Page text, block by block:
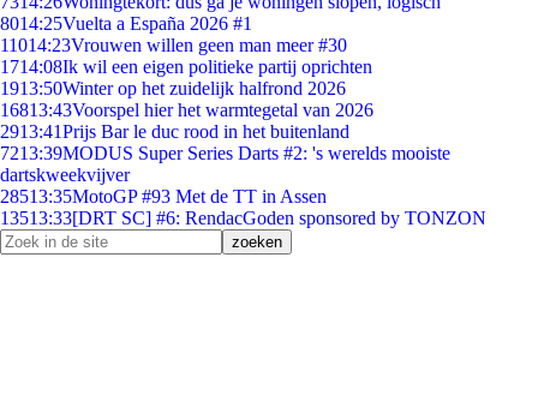
8014:25Vuelta a España 2026 #1
11014:23Vrouwen willen geen man meer #30
1714:08Ik wil een eigen politieke partij oprichten
1913:50Winter op het zuidelijk halfrond 2026
16813:43Voorspel hier het warmtegetal van 2026
2913:41Prijs Bar le duc rood in het buitenland
7213:39MODUS Super Series Darts #2: 's werelds mooiste
dartskweekvijver
28513:35MotoGP #93 Met de TT in Assen
13513:33[DRT SC] #6: RendacGoden sponsored by TONZON